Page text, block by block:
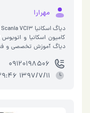
مهرارا
09120198506
1397/7/11 10:39:46